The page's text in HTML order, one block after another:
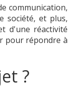
communication,
société, et plus,
d'une réactivité
pour répondre à
?